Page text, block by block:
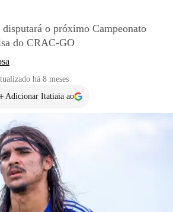
disputará o próximo Campeonato
do CRAC-GO
há 8 meses
Adicionar Itatiaia ao